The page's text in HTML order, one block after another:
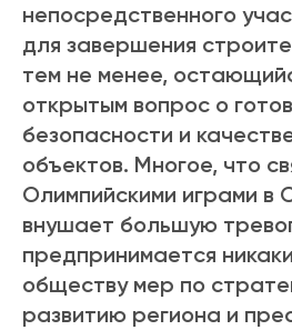
непосредственного
для завершения
тем не менее,
открытым вопрос о
безопасности и
объектов. Многое, что
Олимпийскими играми в
внушает большую
предпринимается
обществу мер по
развитию региона и